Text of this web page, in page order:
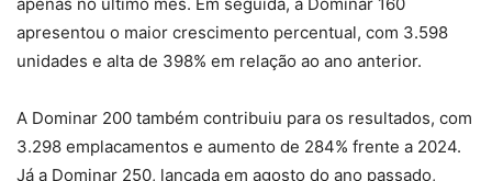
apresentou o maior crescimento percentual, com 3.598
unidades e alta de 398% em relação ao ano anterior.
A Dominar 200 também contribuiu para os resultados, com
3.298 emplacamentos e aumento de 284% frente a 2024.
Já a Dominar 250, lançada em agosto do ano passado,